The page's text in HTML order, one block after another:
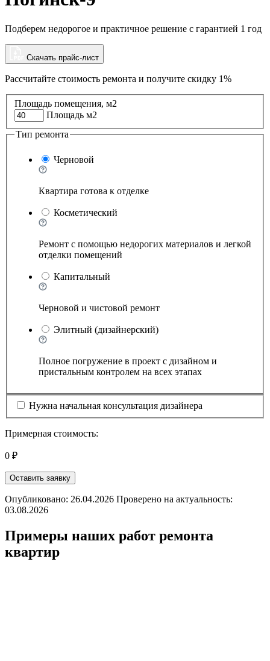
Подберем недорогое и практичное решение с гарантией 1 год
Скачать прайс-лист
Рассчитайте стоимость ремонта и получите скидку 1%
Площадь помещения, м2
Площадь м2
Тип ремонта
Черновой
Квартира готова к отделке
Косметический
Ремонт с помощью недорогих материалов и легкой
отделки помещений
Капитальный
Черновой и чистовой ремонт
Элитный (дизайнерский)
Полное погружение в проект с дизайном и
пристальным контролем на всех этапах
Нужна начальная консультация дизайнера
Примерная стоимость:
0 ₽
Оставить заявку
Опубликовано: 26.04.2026 Проверено на актуальность:
03.08.2026
Примеры наших работ ремонта
квартир